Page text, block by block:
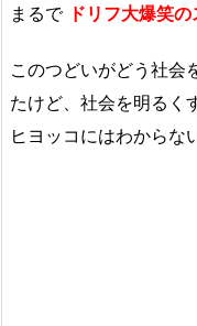
まるで ドリフ大爆笑
このつどいがどう社会
たけど、社会を明るく
ヒヨッコにはわからな